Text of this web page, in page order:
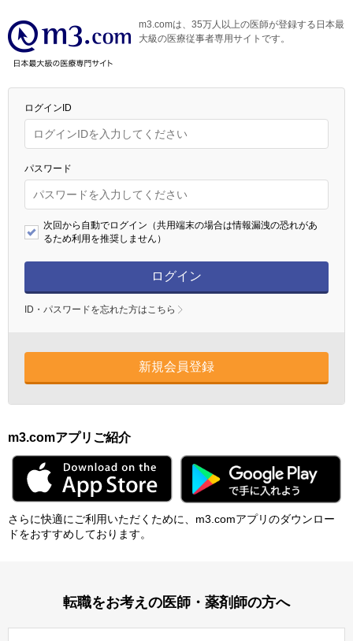
m3.comは、35万人以上の医師が登録する日本最
大級の医療従事者専用サイトです。
ログインID
パスワード
次回から自動でログイン（共用端末の場合は情報漏洩の恐れがあ
るため利用を推奨しません）
ログイン
ID・パスワードを忘れた方はこちら
新規会員登録
m3.comアプリご紹介
さらに快適にご利⽤いただくために、m3.comアプリのダウンロー
ドをおすすめしております。
転職をお考えの医師・薬剤師の方へ